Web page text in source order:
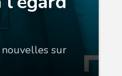
nouvelles sur